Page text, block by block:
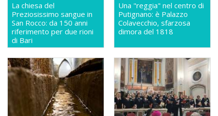
La chiesa del
Preziosissimo sangue in
San Rocco: da 150 anni
riferimento per due rioni
di Bari
Una "reggia" nel centro di
Putignano: è Palazzo
Colavecchio, sfarzosa
dimora del 1818